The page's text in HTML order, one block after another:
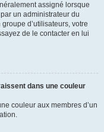
assigné lorsque
un administrateur du
d’utilisateurs, votre
de le contacter en lui
dans une couleur
couleur aux membres d’un